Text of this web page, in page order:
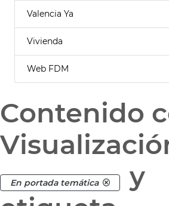
Valencia Ya
Vivienda
Web FDM
Contenido
En portada temática
y